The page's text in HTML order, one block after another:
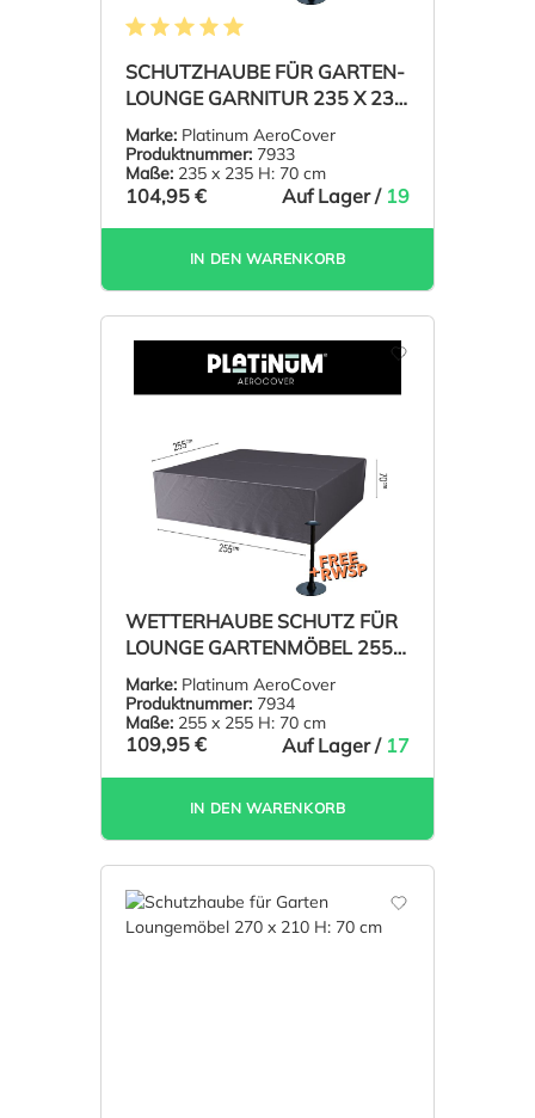
SCHUTZHAUBE FÜR GARTEN-
LOUNGE GARNITUR 235 X 235
H: 70 CM
Marke: Platinum AeroCover
Produktnummer: 7933
Maße: 235 x 235 H: 70 cm
104,95 € Auf Lager / 19
IN DEN WARENKORB
WETTERHAUBE SCHUTZ FÜR
LOUNGE GARTENMÖBEL 255 X
255 H: 70 CM
Marke: Platinum AeroCover
Produktnummer: 7934
Maße: 255 x 255 H: 70 cm
109,95 € Auf Lager / 17
IN DEN WARENKORB